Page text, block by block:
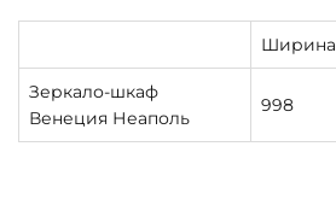
Ширина
Зеркало-шкаф
Венеция Неаполь
998